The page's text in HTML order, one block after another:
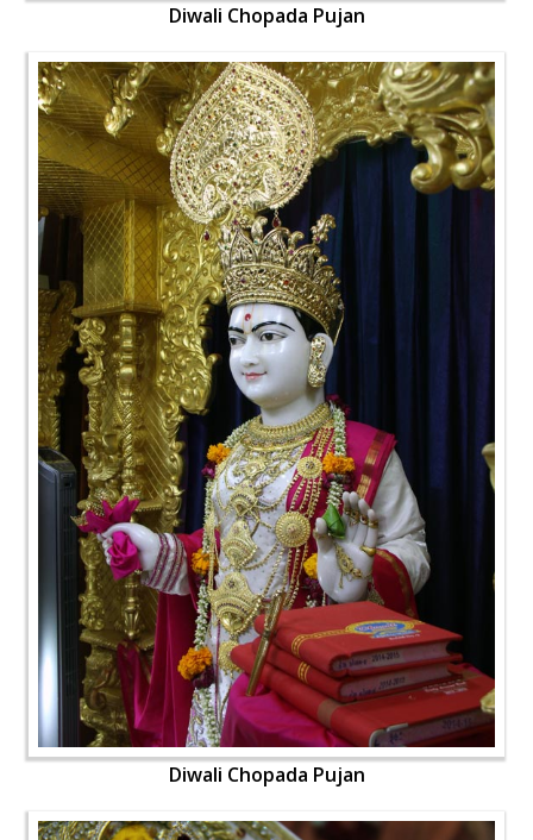
Diwali Chopada Pujan
Diwali Chopada Pujan